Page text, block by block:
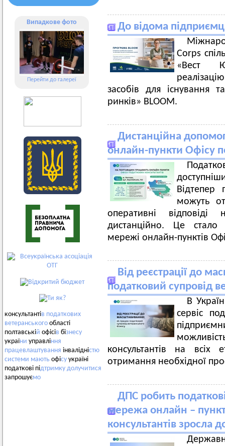
Випадкове фото
Перейти до галереї
консультантів податкових
ветеранського області
полтавській офісів бізнесу
україни управління
працевлаштування інвалідністю
системи мають офісу україні
податкові підтримку долучитися
запрошуємо
До відома
Corps
«Вест
засобів для існування
ринків» BLOOM.
Дистанційна
онлайн-пункти Офісу
Відтепер
можуть
оперативні
дистанційно. Це
мережі онлайн-пунктів
Від реєстрації до
податковий супровід
В
сервіс
консультантів на всіх
отримання необхідної
ДПС робить
мережа онлайн –
консультантів зросла